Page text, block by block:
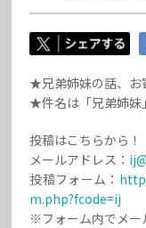
★兄弟姉妹の話、お
★件名は「兄弟姉妹
投稿はこちらから！
メールアドレス：
投稿フォーム：
m.php?fcode=ij
※フォーム内でメー